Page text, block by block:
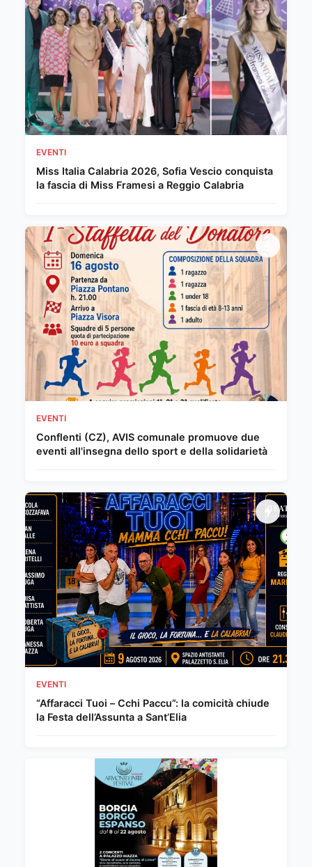
EVENTI
Miss Italia Calabria 2026, Sofia Vescio conquista
la fascia di Miss Framesi a Reggio Calabria
EVENTI
Conflenti (CZ), AVIS comunale promuove due
eventi all'insegna dello sport e della solidarietà
EVENTI
“Affaracci Tuoi – Cchi Paccu”: la comicità chiude
la Festa dell’Assunta a Sant’Elia